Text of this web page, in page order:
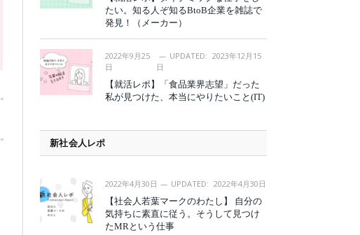
たい。知る人ぞ知るBtoB企業を雑誌で
発見！（メーカー）
2022年9月25
日
UPDATED: 2023年12月15
日
【就活レポ】「食品業界志望」だった
私が見つけた、本当にやりたいこと(IT)
新社会人レポ
2022年4月30日 UPDATED: 2022年4月30日
【社会人若葉マークのわたし】 自分の
気持ちに素直に従う。そうして見つけ
たMRという仕事